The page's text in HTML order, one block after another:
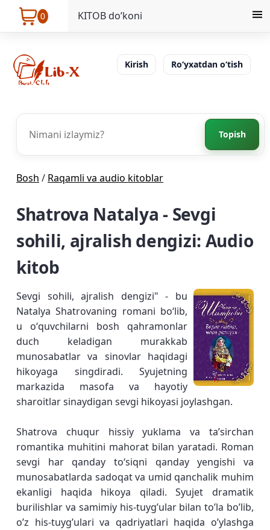
0 KITOB do’koni
Kirish Ro‘yxatdan o‘tish
Topish
Bosh / Raqamli va audio kitoblar
Shatrova Natalya - Sevgi
sohili, ajralish dengizi: Audio
kitob
Sevgi sohili, ajralish dengizi" - bu
Natalya Shatrovaning romani boʻlib,
u oʻquvchilarni bosh qahramonlar
duch keladigan murakkab
munosabatlar va sinovlar haqidagi
hikoyaga singdiradi. Syujetning
markazida masofa va hayotiy
sharoitlar sinaydigan sevgi hikoyasi joylashgan.
Shatrova chuqur hissiy yuklama va taʼsirchan
romantika muhitini mahorat bilan yaratadi. Roman
sevgi har qanday toʻsiqni qanday yengishi va
munosabatlarda sadoqat va umid qanchalik muhim
ekanligi haqida hikoya qiladi. Syujet dramatik
burilishlar va samimiy his-tuyg’ular bilan to’la bo’lib,
o’z his-tuyg’ulari va qadriyatlari haqida o’ylashga